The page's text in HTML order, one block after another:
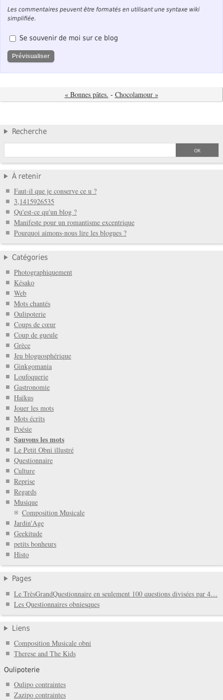
Les commentaires peuvent être formatés en utilisant une syntaxe wiki
simplifiée.
Se souvenir de moi sur ce blog
« Bonnes pâtes. - Chocolamour »
Recherche
À retenir
Faut-il que je conserve ce u ?
3,1415926535
Qu'est-ce qu'un blog ?
Manifeste pour un romantisme excentrique
Pourquoi aimons-nous lire les blogues ?
Catégories
Photographiquement
Késako
Web
Mots chantés
Oulipoterie
Coups de cœur
Coup de gueule
Grèce
Jeu bloguosphérique
Ginkgomania
Loufoquerie
Gastronomie
Haïkus
Jouer les mots
Mots écrits
Poésie
Sauvons les mots
Le Petit Obni illustré
Questionnaire
Culture
Reprise
Regards
Musique
Composition Musicale
Jardin'Age
Geekitude
petits bonheurs
Histo
Pages
Le TrèsGrandQuestionnaire en seulement 100 questions divisées par 4…
Les Questionnaires obniesques
Liens
Composition Musicale obni
Therese and The Kids
Oulipoterie
Oulipo contraintes
Zazipo contraintes